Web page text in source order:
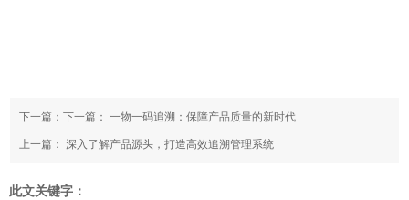
下一篇：下一篇：一物一码追溯：保障产品质量的新时代
上一篇：深入了解产品源头，打造高效追溯管理系统
此文关键字：